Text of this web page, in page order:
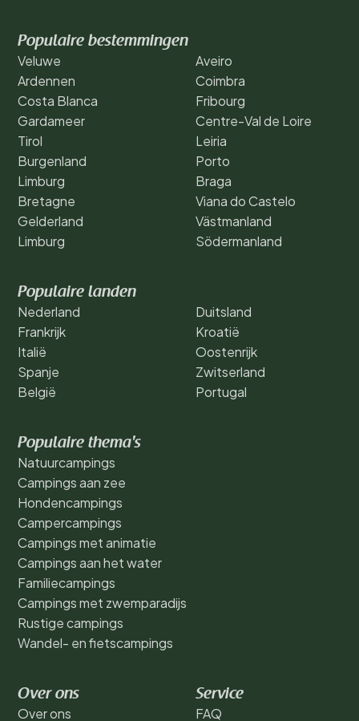
Populaire bestemmingen
Veluwe
Ardennen
Costa Blanca
Gardameer
Tirol
Burgenland
Limburg
Bretagne
Gelderland
Limburg
Aveiro
Coimbra
Fribourg
Centre-Val de Loire
Leiria
Porto
Braga
Viana do Castelo
Västmanland
Södermanland
Populaire landen
Nederland
Frankrijk
Italië
Spanje
België
Duitsland
Kroatië
Oostenrijk
Zwitserland
Portugal
Populaire thema's
Natuurcampings
Campings aan zee
Hondencampings
Campercampings
Campings met animatie
Campings aan het water
Familiecampings
Campings met zwemparadijs
Rustige campings
Wandel- en fietscampings
Over ons
Over ons
Service
FAQ